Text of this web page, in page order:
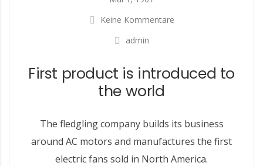
Keine Kommentare
admin
First product is introduced to
the world
The fledgling company builds its business
around AC motors and manufactures the first
electric fans sold in North America.